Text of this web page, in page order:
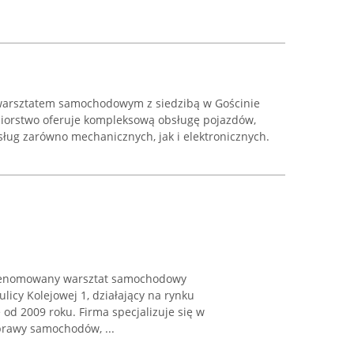
samochodowym z siedzibą w Gościnie
oferuje kompleksową obsługę pojazdów,
zarówno mechanicznych, jak i elektronicznych.
warsztat samochodowy
Kolejowej 1, działający na rynku
2009 roku. Firma specjalizuje się w
samochodów, ...